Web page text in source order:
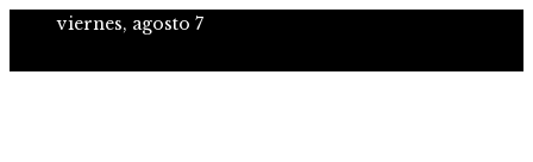
viernes, agosto 7